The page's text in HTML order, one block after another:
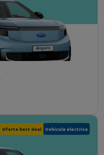
Oferte best deal Vehicule electrice